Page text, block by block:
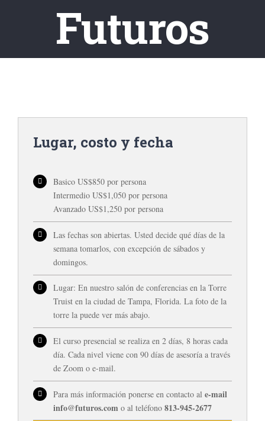
Futuros
Lugar, costo y fecha
Basico US$850 por persona
Intermedio US$1,050 por persona
Avanzado US$1,250 por persona
Las fechas son abiertas. Usted decide qué días de la
semana tomarlos, con excepción de sábados y
domingos.
Lugar: En nuestro salón de conferencias en la Torre
Truist en la ciudad de Tampa, Florida. La foto de la
torre la puede ver más abajo.
El curso presencial se realiza en 2 días, 8 horas cada
día. Cada nivel viene con 90 días de asesoría a través
de Zoom o e-mail.
Para más información ponerse en contacto al e-mail
info@futuros.com o al teléfono 813-945-2677